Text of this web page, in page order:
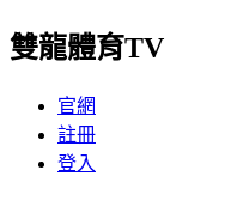
雙龍體育TV
官網
註冊
登入